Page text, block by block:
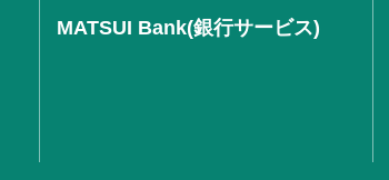
MATSUI Bank(銀行サービス)